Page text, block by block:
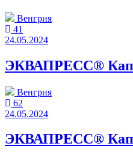
Венгрия
41
24.05.2024
ЭКВАПРЕСС®
Венгрия
62
24.05.2024
ЭКВАПРЕСС®